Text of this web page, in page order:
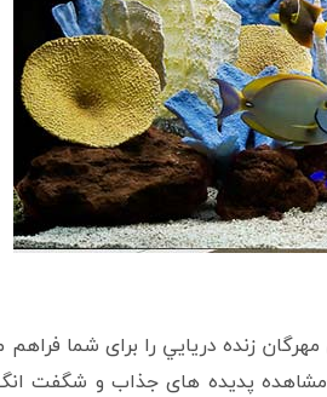
زنده دريايي را برای شما
پدیده های جذاب و شگفت